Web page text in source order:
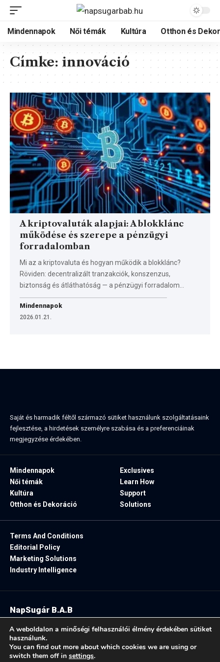
Mindennapok Női témák Kultúra Otthon és
Címke: innováció
A kriptovaluták alapjai: A blokklánc
működése és szerepe a pénzügyi
forradalomban
Mi az a kriptovaluta és hogyan működik a blokklánc?
Röviden: decentralizált tranzakciók, konszenzus,
biztonság és átláthatóság — a pénzügyi forradalom…
Mindennapok
2026.01.21.
Saját és harmadik féltől származó sütiket használunk szolgáltatásaink
fejlesztése, a hirdetések személyre szabása és a preferenciáinak
megjegyzése érdekében.
Mindennapok
Női témák
Kultúra
Otthon és Dekoráció
Exclusives
Learn How
Support
Solutions
Terms And Conditions
Editorial Policy
Marketing Solutions
Industry Intelligence
Follow US:
NapSugár B.A.B
A weboldalon a minőségi felhasználói élmény érdekében sütiket
használunk.
You can find out more about which cookies we are using or
switch them off in settings.